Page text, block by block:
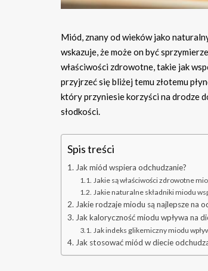
Miód, znany od wieków jako
wskazuje, że może on być
właściwości zdrowotne, takie jak
przyjrzeć się bliżej temu złotemu
który przyniesie korzyści na drodze
słodkości.
Spis treści
Jak miód wspiera odchudzanie?
Jakie są właściwości zdrowotne
Jakie naturalne składniki miodu
Jakie rodzaje miodu są najlepsze na
Jak kaloryczność miodu wpływa na
Jak indeks glikemiczny miodu
Jak stosować miód w diecie